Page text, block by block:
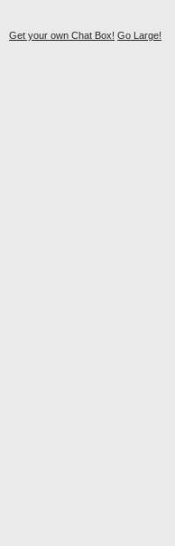
Get your own Chat Box! Go Large!